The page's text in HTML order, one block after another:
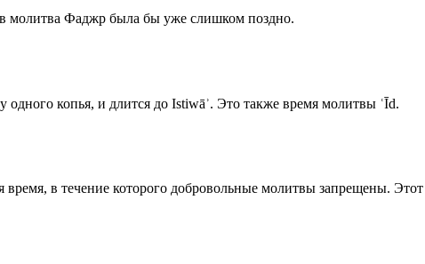
молитва Фаджр была бы уже слишком поздно.
одного копья, и длится до Istiwāʾ. Это также время молитвы ʿĪd.
время, в течение которого добровольные молитвы запрещены. Этот